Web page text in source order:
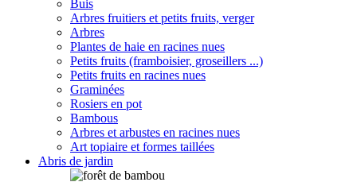
Buis
Arbres fruitiers et petits fruits, verger
Arbres
Plantes de haie en racines nues
Petits fruits (framboisier, groseillers ...)
Petits fruits en racines nues
Graminées
Rosiers en pot
Bambous
Arbres et arbustes en racines nues
Art topiaire et formes taillées
Abris de jardin